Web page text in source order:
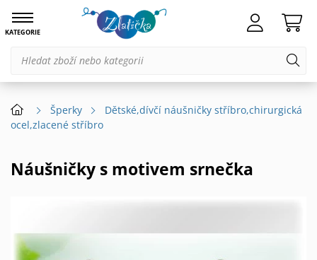
KATEGORIE
Šperky
Dětské,dívčí náušničky stříbro,chirurgická
ocel,zlacené stříbro
Náušničky s motivem srnečka